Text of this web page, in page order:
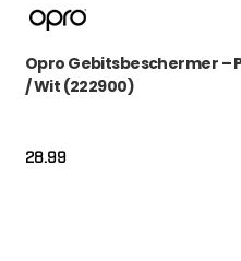
Opro Gebitsbeschermer –
/ Wit (222900)
28.99